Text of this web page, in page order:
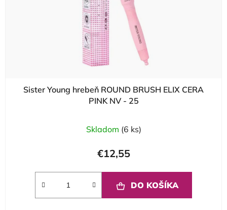
Sister Young hrebeň ROUND BRUSH ELIX CERA
PINK NV - 25
Skladom (6 ks)
€12,55
DO KOŠÍKA